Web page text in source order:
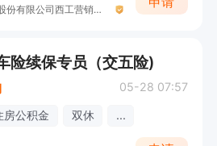
中国人民财产保险股份有限公司西工营销服务部
险续保专员（交五险)
05-28 07:57
房公积金 双休 ...